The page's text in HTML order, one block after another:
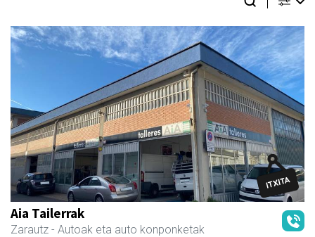
Aia Tailerrak
Zarautz - Autoak eta auto konponketak